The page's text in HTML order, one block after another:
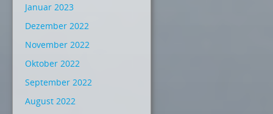
Januar 2023
Dezember 2022
November 2022
Oktober 2022
September 2022
August 2022